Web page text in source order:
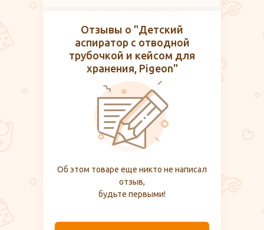
Отзывы о "Детский
аспиратор с отводной
трубочкой и кейсом для
хранения, Pigeon"
Об этом товаре еще никто не написал
отзыв,
будьте первыми!